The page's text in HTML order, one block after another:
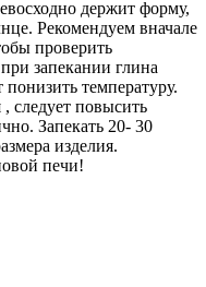
держит форму,
Рекомендуем вначале
проверить
запекании глина
понизить температуру.
следует повысить
Запекать 20- 30
изделия.
печи!